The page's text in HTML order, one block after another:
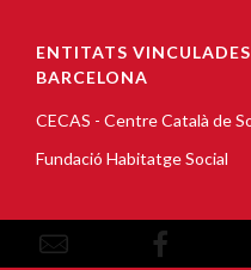
ENTITATS
BARCELONA
CECAS - Centre Català de
Fundació Habitatge Social
© Copyright 2026,